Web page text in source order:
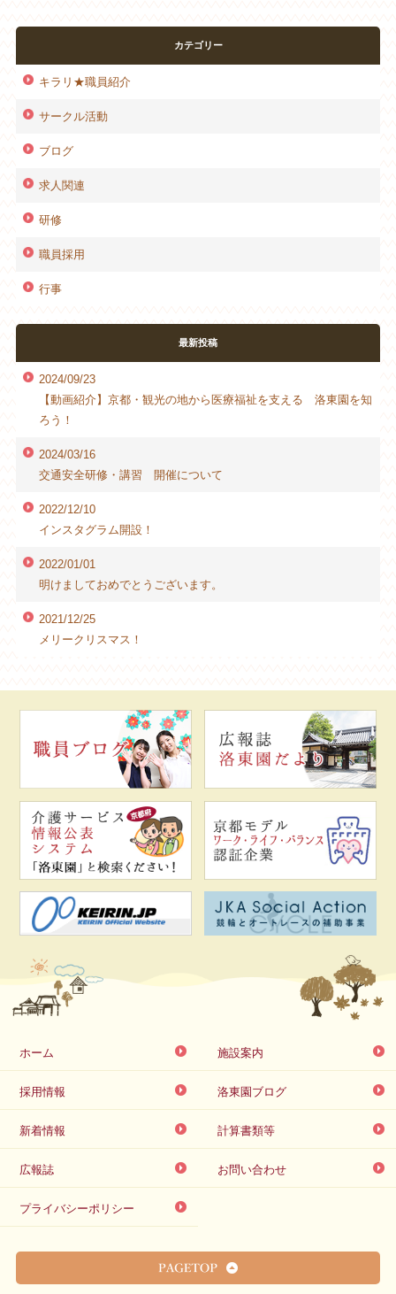
カテゴリー
キラリ★職員紹介
サークル活動
ブログ
求人関連
研修
職員採用
行事
最新投稿
2024/09/23
【動画紹介】京都・観光の地から医療福祉を支える 洛東園を知
ろう！
2024/03/16
交通安全研修・講習 開催について
2022/12/10
インスタグラム開設！
2022/01/01
明けましておめでとうございます。
2021/12/25
メリークリスマス！
ホーム 施設案内
採用情報 洛東園ブログ
新着情報 計算書類等
広報誌 お問い合わせ
プライバシーポリシー